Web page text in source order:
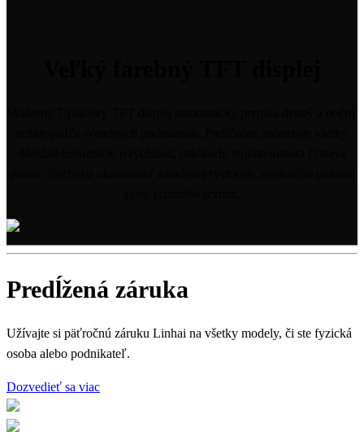
Predĺžená záruka
Užívajte si päťročnú záruku Linhai na všetky modely, či ste fyzická
osoba alebo podnikateľ.
Dozvedieť sa viac